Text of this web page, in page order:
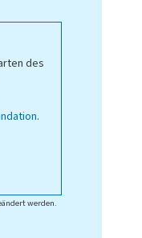
des
.
werden.